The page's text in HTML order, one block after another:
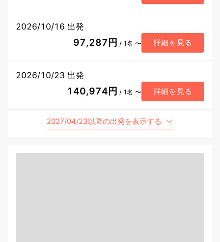
2026/10/16 出発
97,287円 / 1名 〜 詳細を見る
2026/10/23 出発
140,974円 / 1名 〜 詳細を見る
2027/04/23以降の出発を表示する